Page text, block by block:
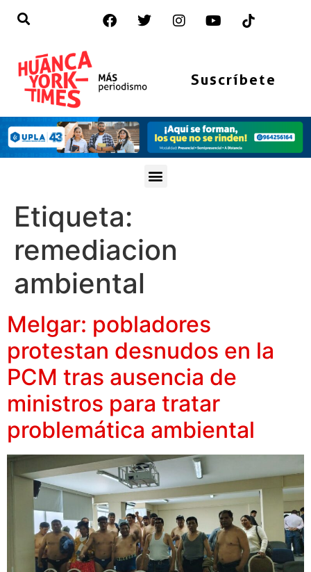
Suscríbete
Etiqueta:
remediacion
ambiental
Melgar: pobladores
protestan desnudos en la
PCM tras ausencia de
ministros para tratar
problemática ambiental